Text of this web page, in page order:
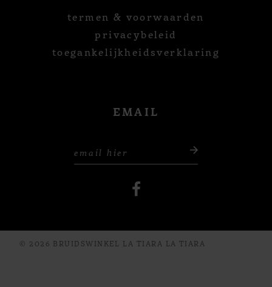
termen & voorwaarden
privacybeleid
toegankelijkheidsverklaring
EMAIL
© 2026 BRUIDSWINKEL LA TIARA LA TIARA